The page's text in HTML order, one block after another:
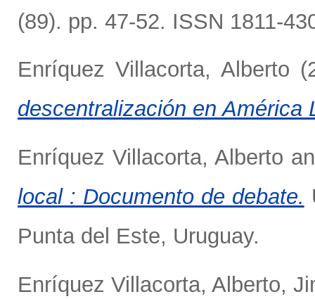
(89). pp. 47-52. ISSN 1811-
Enríquez Villacorta, Alberto
descentralización en América
Enríquez Villacorta, Alberto
local : Documento de debate.
Punta del Este, Uruguay.
Enríquez Villacorta, Alberto,